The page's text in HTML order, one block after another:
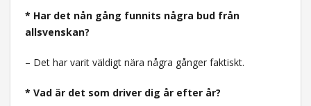
* Har det nån gång funnits några bud från
allsvenskan?
– Det har varit väldigt nära några gånger faktiskt.
* Vad är det som driver dig år efter år?